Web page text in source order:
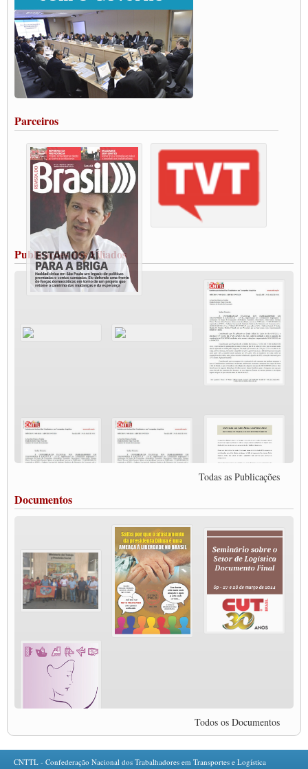
ENCONTRO INTERNACIONAL EM APOIO A CLASSE TRABALHADORA
DO BRASIL E A ELEIÇÃO 2022
Carta às Brasileiras e aos Brasileiros em Defesa do Estado Democrático de Direito
Paulinho, presidente da CNTTL, faz balanço do 3º Congresso da CNTTL
Caminhoneiros aprovam greve a partir do 1º de novembro
Rodoviários de Feira Santana fazem Assembleia para avaliar proposta de reajuste
salarial
Vacina Já: Lockdown de 24 horas dos trabalhadores em transportes está mantido,
Condutores de Guarulhos farão greve sanitária nesta terça-feira (20)
Paralisação dos Caminhoneiros na #BR285, entrocamento que liga o Mercosul ao
Rio Grande
Caminhoneiros bloqueiam duas faixas na Castello Branco e fazem protesto
Modal-Live #13 Aumento da Violência Contra Mulher e o Adoecimento da Classe
Trabalhadora em Tempos de Pandemia
MODAL-LIVE#12 POLÍTICAS PÚBLICAS DE TRANSPORTE PARA A
CLASSE TRABALHADORA E ELEIÇÕES NA PANDEMIA
MODAL-LIVE#11 POLÍTICAS PÚBLICAS DE TRANSPORTE
JUVENTUDE DO TRANSPORTE: POR QUE DEVEMOS NOS ORGANIZAR?
Fabio Primo testa positivo para Coronavírus, mas está bem de saúde
Modal-Live#9 Quais são os direitos dos trabalhador@s que contraem a Covid-19 na
Participe da Campanha Fora Bolsonaro
CNTTL e FECOOTAC apoiam Campanha de testes de COVID-19 para
MODAL-LIVE#8 - Lideranças sindicais da CNTTL, CGTB e dos caminhoneiros
O PAPEL DA ITF E FUTAC NAS LUTAS, EMPREGO, DIREITOS EM
ESCALA GLOBAL E DA DEFESA DA VIDA
Modal-Live #6: Com participação especial do professor da Unisinos e Doutor em
Ciências da Comunicação da USP, Rafael Grohmann, que coordena uma pesquisa
MODAL-LIVE #5 IMPACTOS DA COVID-19 NO TRABALHO VIÁRIO
(15/06/2020)
MODAL-LIVE #4 A privatização da gestão portuária e a Pandemia (9/06/2020)
MODAL-LIVE #4 A privatização da gestão portuária e a Pandemia (9/06/2020)
MODAL-LIVE #3 Impactos da COVID-19 na aviação (8/06/2020)
MODAL-LIVE #3 Impactos da COVID-19 na aviação (8/06/2020)
MODAL-LIVE #3 Impactos da COVID-19 na aviação (8/06/2020)
MODAL-LIVE #3 Impactos da COVID-19 na aviação (8/06/2020)
MODAL-LIVE #2 Os Impactos da COVID-19 no Trabalho Metroferroviário
(2/06/2020)
MODAL-LIVE #1 Data-base da categoria rodoviária e a pandemia de COVID-19
Paulinho, presidente da CNTTL, fala sobre a Greve dos Caminhoneiros anunciada
para o dia 16/12/2019
Damaso Dias - RUTA 100 - México
Parceiros
Publicações dos Filiados
Todas as Publicações
Documentos
Todos os Documentos
CNTTL - Confederação Nacional dos Trabalhadores em Transportes e Logística